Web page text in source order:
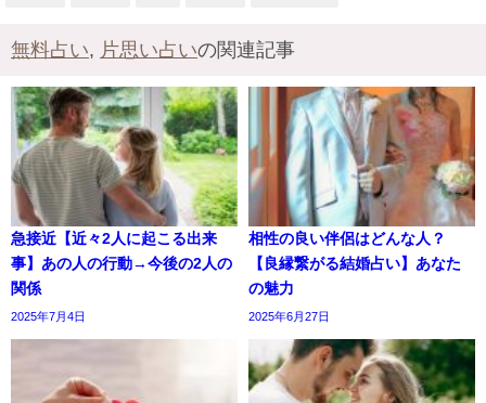
無料占い, 片思い占いの関連記事
急接近【近々2人に起こる出来
事】あの人の行動→今後の2人の
関係
2025年7月4日
相性の良い伴侶はどんな人？
【良縁繋がる結婚占い】あなた
の魅力
2025年6月27日